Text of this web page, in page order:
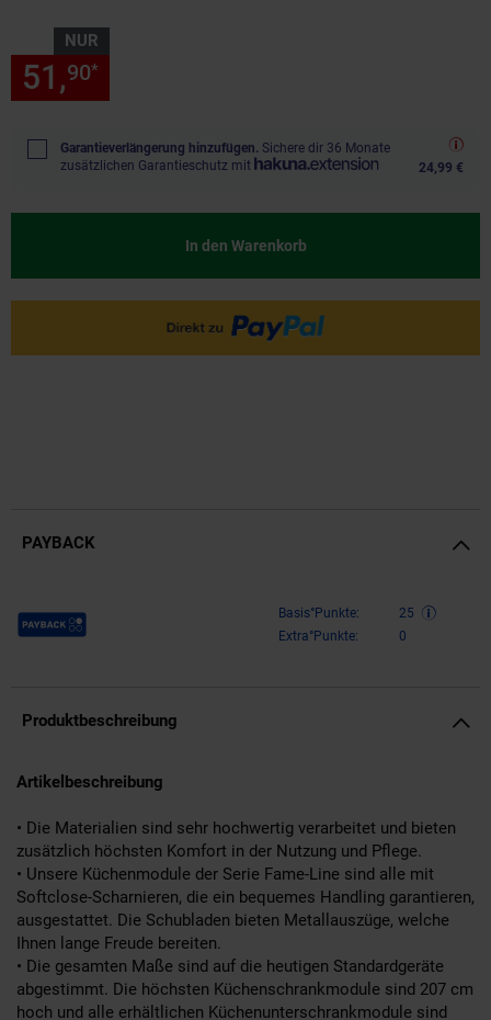
NUR
51,90*
Garantieverlängerung hinzufügen. Sichere dir 36 Monate
zusätzlichen Garantieschutz mit
24,99 €
In den Warenkorb
PAYBACK
Payback Punkte Basis°Punkte:
25
Extra°Punkte:
0
Produktbeschreibung
Artikelbeschreibung
• Die Materialien sind sehr hochwertig verarbeitet und bieten
zusätzlich höchsten Komfort in der Nutzung und Pflege.
• Unsere Küchenmodule der Serie Fame-Line sind alle mit
Softclose-Scharnieren, die ein bequemes Handling garantieren,
ausgestattet. Die Schubladen bieten Metallauszüge, welche
Ihnen lange Freude bereiten.
• Die gesamten Maße sind auf die heutigen Standardgeräte
abgestimmt. Die höchsten Küchenschrankmodule sind 207 cm
hoch und alle erhältlichen Küchenunterschrankmodule sind